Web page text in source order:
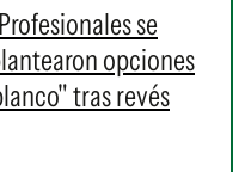
se
opciones
tras revés